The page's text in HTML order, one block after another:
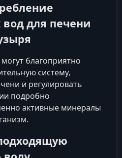
для печени
благоприятно
систему,
и регулировать
подробно
активные минералы